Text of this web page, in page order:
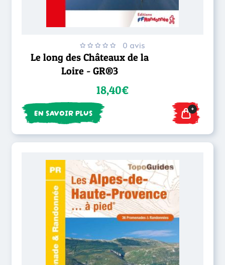
0 avis
Le long des Châteaux de la
Loire - GR®3
18,40€
EN SAVOIR PLUS +